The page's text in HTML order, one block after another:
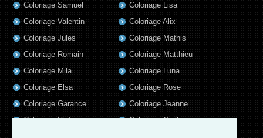
Coloriage Samuel
Coloriage Valentin
Coloriage Jules
Coloriage Romain
Coloriage Mila
Coloriage Elsa
Coloriage Garance
Coloriage Victoire
Coloriage Lisa
Coloriage Alix
Coloriage Mathis
Coloriage Matthieu
Coloriage Luna
Coloriage Rose
Coloriage Jeanne
Coloriage Guillaume